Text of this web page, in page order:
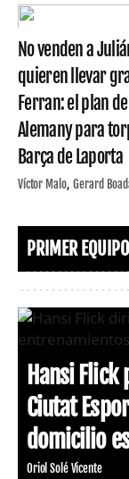
No venden a
quieren llevar
Ferran: el plan
Alemany para
Barça de Laporta
Víctor Malo Gerard
PRIMER EQUIPO
Hansi
Ciutat
domicilio
Oriol Solé Vicente